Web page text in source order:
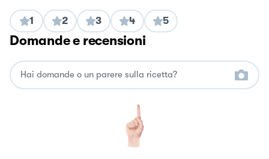
1 2 3 4 5
Domande e recensioni